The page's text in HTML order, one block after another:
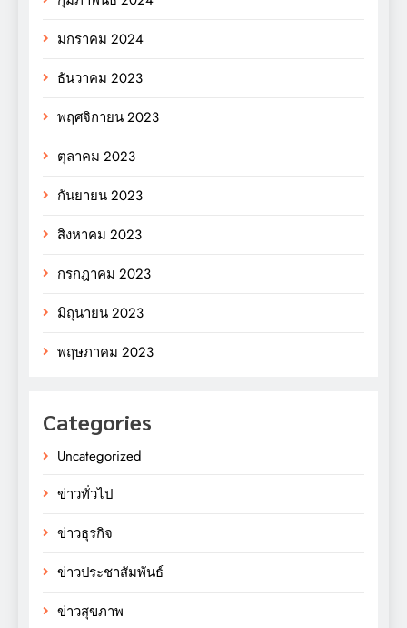
มกราคม 2024
ธันวาคม 2023
พฤศจิกายน 2023
ตุลาคม 2023
กันยายน 2023
สิงหาคม 2023
กรกฎาคม 2023
มิถุนายน 2023
พฤษภาคม 2023
Categories
Uncategorized
ข่าวทั่วไป
ข่าวธุรกิจ
ข่าวประชาสัมพันธ์
ข่าวสุขภาพ